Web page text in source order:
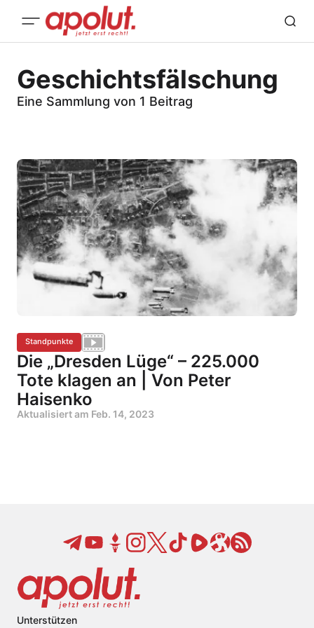
Geschichtsfälschung
Eine Sammlung von 1 Beitrag
Standpunkte
Die „Dresden Lüge“ – 225.000
Tote klagen an | Von Peter
Haisenko
Aktualisiert am Feb. 14, 2023
Unterstützen